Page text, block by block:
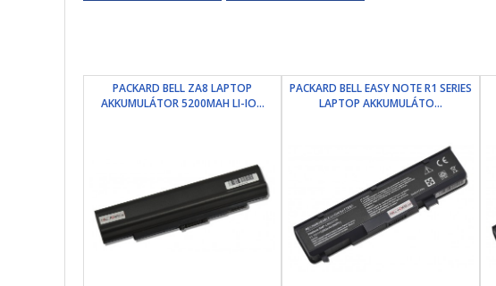
PACKARD BELL ZA8 LAPTOP
AKKUMULÁTOR 5200MAH LI-IO...
PACKARD BELL EASY NOTE R1 SERIES
LAPTOP AKKUMULÁTO...